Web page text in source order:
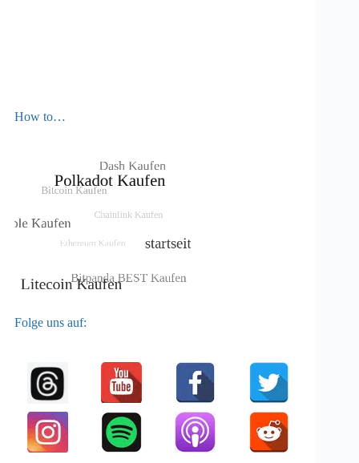
How to…
Folge uns auf: